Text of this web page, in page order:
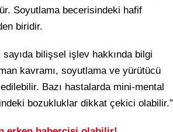
Soyutlama becerisindeki hafif
biridir.
bilişsel işlev hakkında bilgi
kavramı, soyutlama ve yürütücü
Bazı hastalarda mini-mental
bozukluklar dikkat çekici olabilir.”